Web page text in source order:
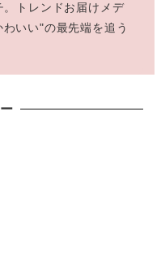
トレンドお届けメデ
いい"の最先端を追う